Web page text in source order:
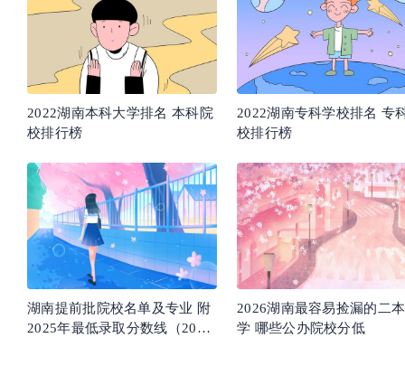
2022湖南本科大学排名 本科院
校排行榜
2022湖南专科学校排名 专
校排行榜
湖南提前批院校名单及专业 附
2025年最低录取分数线（2026
2026湖南最容易捡漏的二
学 哪些公办院校分低